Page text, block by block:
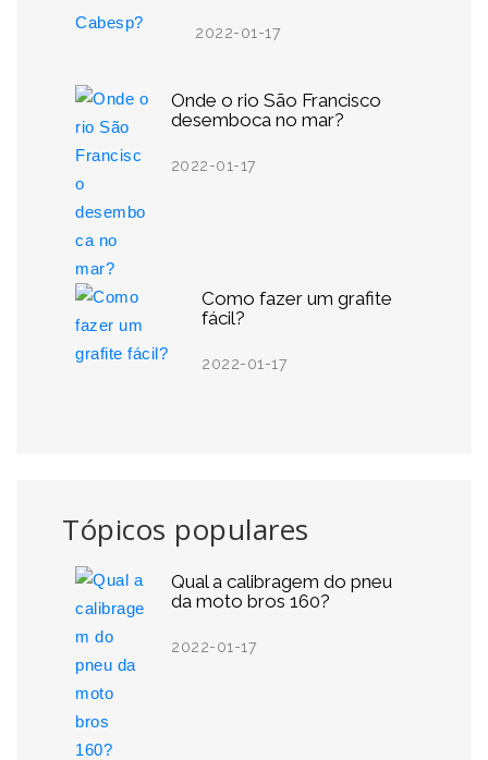
2022-01-17
Onde o rio São Francisco
desemboca no mar?
2022-01-17
Como fazer um grafite
fácil?
2022-01-17
Tópicos populares
Qual a calibragem do pneu
da moto bros 160?
2022-01-17